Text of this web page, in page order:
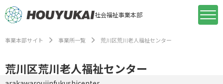
社会福祉事業本部
事業本部サイト 事業所一覧 荒川区荒川老人福祉センター
荒川区荒川老人福祉センター